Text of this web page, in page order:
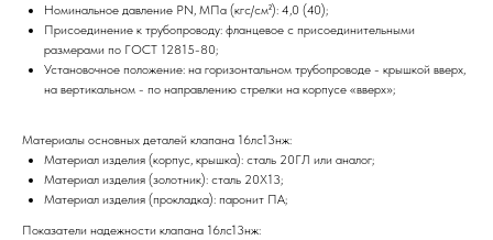
Номинальное давление PN, МПа (кгс/см²): 4,0 (40);
Присоединение к трубопроводу: фланцевое с присоединительными
размерами по ГОСТ 12815-80;
Установочное положение: на горизонтальном трубопроводе - крышкой вверх,
на вертикальном - по направлению стрелки на корпусе «вверх»;
Материалы основных деталей клапана 16лс13нж:
Материал изделия (корпус, крышка): сталь 20ГЛ или аналог;
Материал изделия (золотник): сталь 20Х13;
Материал изделия (прокладка): паронит ПА;
Показатели надежности клапана 16лс13нж: